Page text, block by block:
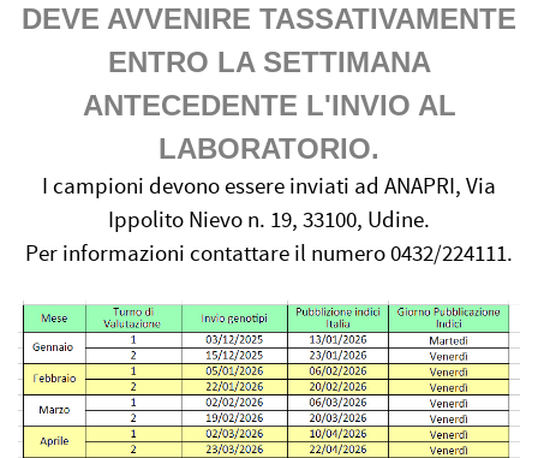
DEVE AVVENIRE TASSATIVAMENTE
ENTRO LA SETTIMANA
ANTECEDENTE L'INVIO AL
LABORATORIO.
I campioni devono essere inviati ad ANAPRI, Via
Ippolito Nievo n. 19, 33100, Udine.
Per informazioni contattare il numero 0432/224111.